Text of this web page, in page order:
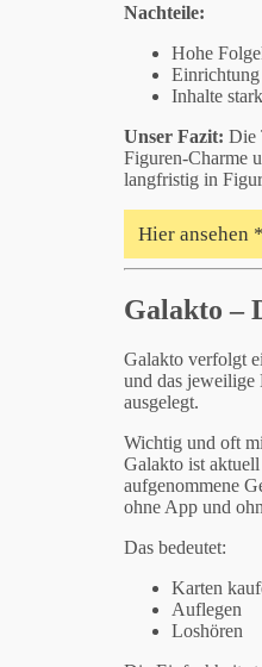
Nachteile:
Hohe
Inhalte
Unser Fazit: Die
Figuren-Charme
langfristig in
Hier ansehen *
Galakto –
Galakto verfolgt
und das jeweilige
ausgelegt.
Wichtig und oft
Galakto ist
aufgenommene
ohne App und
Das bedeutet:
Karten
Auflegen
Loshören